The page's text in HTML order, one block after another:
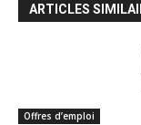
ARTICLES
Offres d’emploi